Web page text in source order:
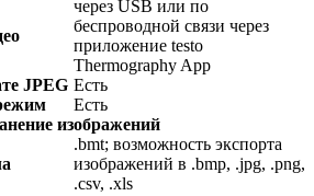
через USB или по
беспроводной связи через
приложение testo
Thermography App
JPEG Есть
Есть
изображений
.bmt; возможность экспорта
изображений в .bmp, .jpg, .png,
.csv, .xls